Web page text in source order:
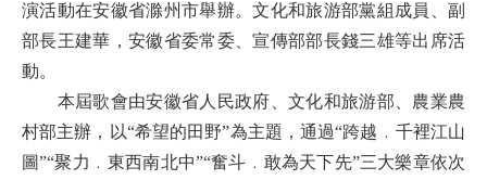
演活動在安徽省滁州市舉辦。文化和旅游部黨組成員、副
部長王建華，安徽省委常委、宣傳部部長錢三雄等出席活
動。
本屆歌會由安徽省人民政府、文化和旅游部、農業農
村部主辦，以“希望的田野”為主題，通過“跨越﹒千裡江山
圖”“聚力﹒東西南北中”“奮斗﹒敢為天下先”三大樂章依次